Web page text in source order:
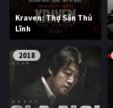
Kraven: Thợ Săn Thủ
Lĩnh
2018